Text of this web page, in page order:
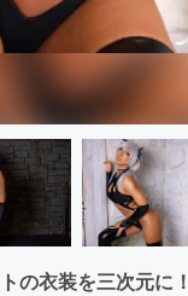
の衣装を三次元に